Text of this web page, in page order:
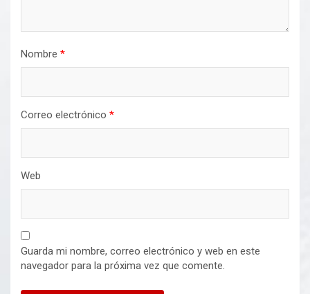
Nombre *
Correo electrónico *
Web
Guarda mi nombre, correo electrónico y web en este
navegador para la próxima vez que comente.